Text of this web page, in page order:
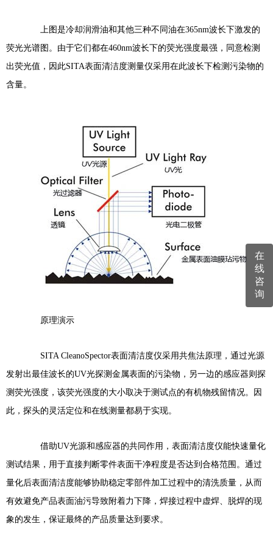
上图是冷却润滑油和其他三种不同油在365nm波长下激发的
荧光光谱图。由于它们都在460nm波长下的荧光强度最强，同意检测
出荧光值，因此SITA表面清洁度测量仪采用在此波长下检测污染物的
含量。
原理演示
SITA CleanoSpector表面清洁度仪采用共焦法原理，通过光源
发射出最佳波长的UV光探测金属表面的污染物，另一边的感应器则探
测荧光强度，该荧光强度的大小取决于测试点的有机物残留情况。因
此，探头的灵活定位和在线测量都易于实现。
借助UV光源和感应器的共同作用，表面清洁度仪能快速量化
测试结果，用于直接判断零件表面干净程度是否达到合格范围。通过
量化后表面清洁度能够协助稳定零部件加工过程中的清洗质量，从而
有效避免产品表面油污导致附着力下降，焊接过程中虚焊、脱焊的现
象的发生，保证最终的产品质量达到要求。
在
线
咨
询